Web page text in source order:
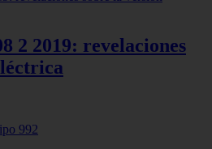
2 2019: revelaciones